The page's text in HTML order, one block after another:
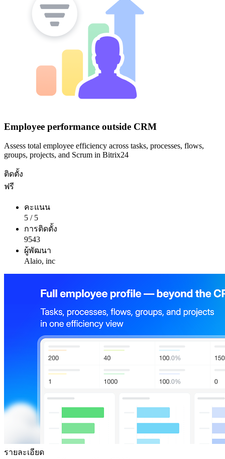
Employee performance outside CRM
Assess total employee efficiency across tasks, processes, flows,
groups, projects, and Scrum in Bitrix24
ติดตั้ง
ฟรี
คะแนน
5 / 5
การติดตั้ง
9543
ผู้พัฒนา
Alaio, inc
รายละเอียด